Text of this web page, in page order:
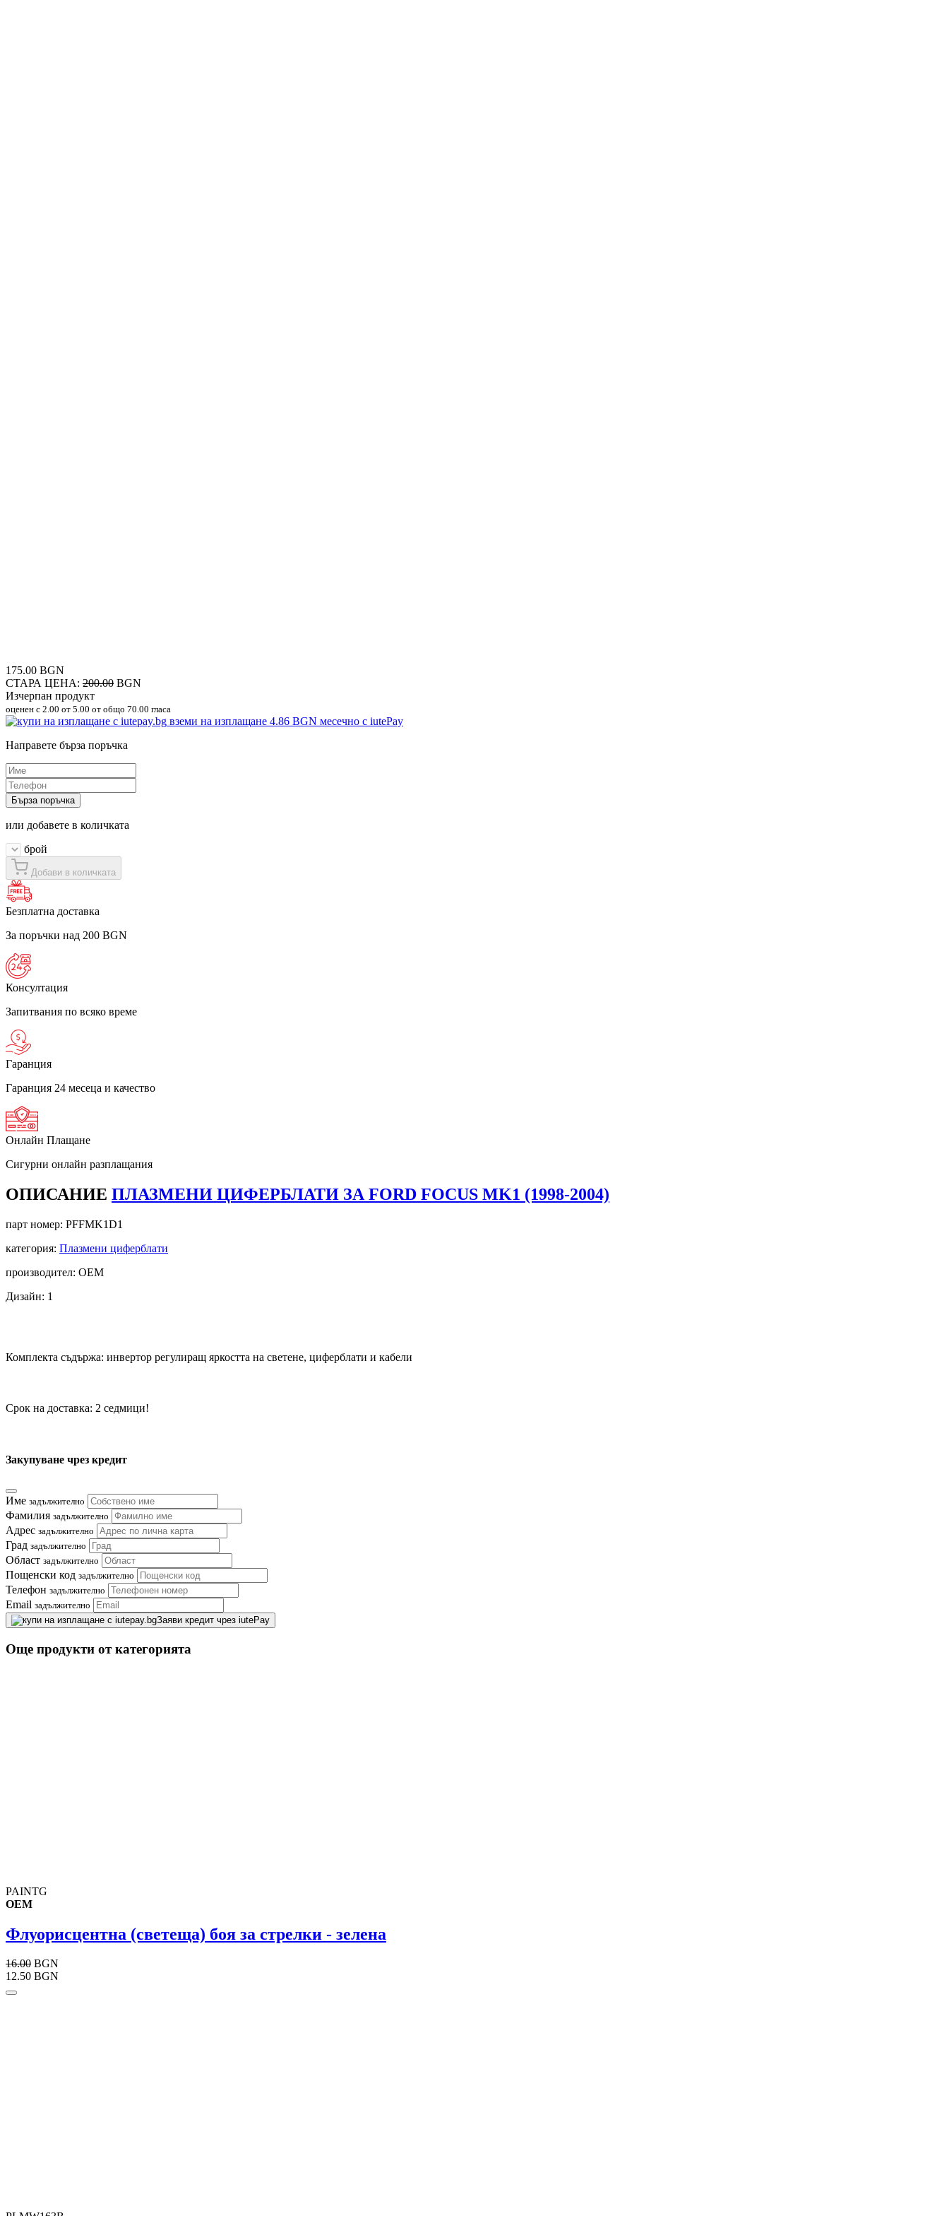
175.00 BGN
СТАРА ЦЕНА: 200.00 BGN
Изчерпан продукт
оценен с 2.00 от 5.00 от общо 70.00 гласа
вземи на изплащане 4.86 BGN месечно с iutePay
Направете бърза поръчка
Бърза поръчка
или добавете в количката
брой
Добави в количката
Безплатна доставка
За поръчки над 200 BGN
Консултация
Запитвания по всяко време
Гаранция
Гаранция 24 месеца и качество
Онлайн Плащане
Сигурни онлайн разплащания
ОПИСАНИЕ ПЛАЗМЕНИ ЦИФЕРБЛАТИ ЗА FORD FOCUS MK1 (1998-2004)
парт номер: PFFMK1D1
категория: Плазмени циферблати
производител: OEM
Дизайн: 1
Комплекта съдържа: инвертор регулиращ яркостта на светене, циферблати и кабели
Срок на доставка: 2 седмици!
Закупуване чрез кредит
Име задължително
Фамилия задължително
Адрес задължително
Град задължително
Област задължително
Пощенски код задължително
Телефон задължително
Email задължително
Заяви кредит чрез iutePay
Още продукти от категорията
PAINTG
OEM
Флуорисцентна (светеща) боя за стрелки - зелена
16.00 BGN
12.50 BGN